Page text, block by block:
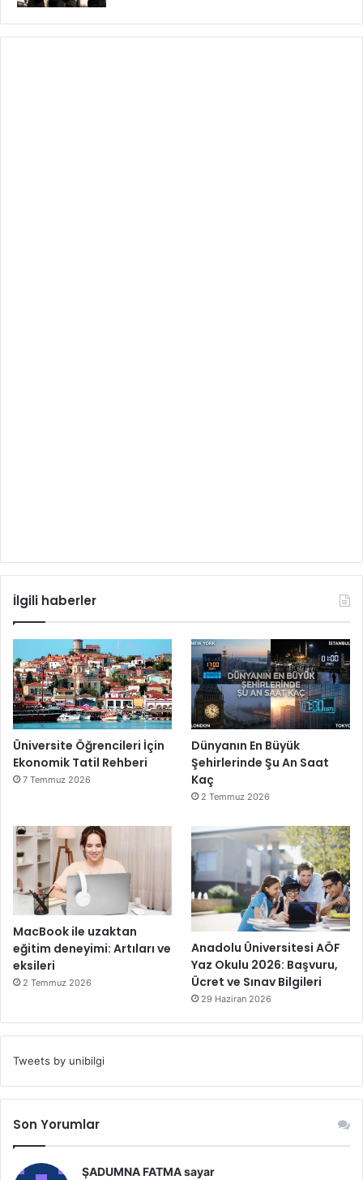
İlgili haberler
Üniversite Öğrencileri İçin
Ekonomik Tatil Rehberi
7 Temmuz 2026
Dünyanın En Büyük
Şehirlerinde Şu An Saat
Kaç
2 Temmuz 2026
MacBook ile uzaktan
eğitim deneyimi: Artıları ve
eksileri
2 Temmuz 2026
Anadolu Üniversitesi AÖF
Yaz Okulu 2026: Başvuru,
Ücret ve Sınav Bilgileri
29 Haziran 2026
Tweets by unibilgi
Son Yorumlar
ŞADUMNA FATMA sayar